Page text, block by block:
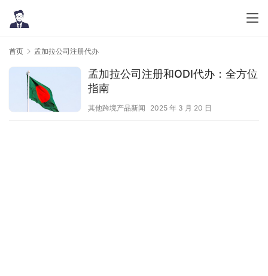
首页 孟加拉公司注册代办
孟加拉公司注册和ODI代办：全方位
指南
其他跨境产品新闻 2025 年 3 月 20 日